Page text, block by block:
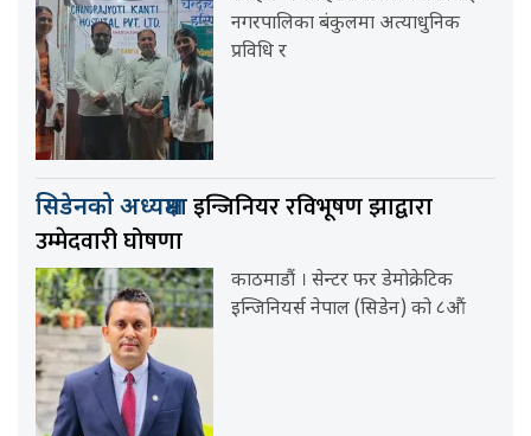
नगरपालिका बंकुलमा अत्याधुनिक
प्रविधि र
सिडेनको अध्यक्षमाइन्जिनियर रविभूषण झाद्वारा
उम्मेदवारी घोषणा
काठमाडौं । सेन्टर फर डेमोक्रेटिक
इन्जिनियर्स नेपाल (सिडेन) को ८औं